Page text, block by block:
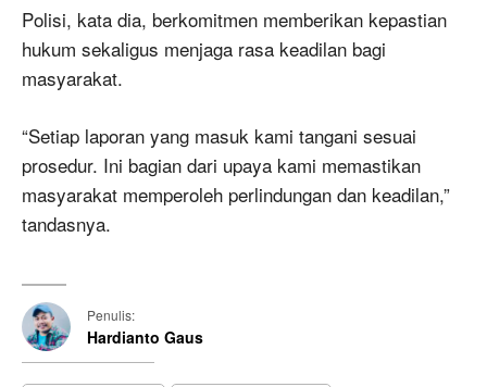
Polisi, kata dia, berkomitmen memberikan kepastian
hukum sekaligus menjaga rasa keadilan bagi
masyarakat.
“Setiap laporan yang masuk kami tangani sesuai
prosedur. Ini bagian dari upaya kami memastikan
masyarakat memperoleh perlindungan dan keadilan,”
tandasnya.
Penulis:
Hardianto Gaus